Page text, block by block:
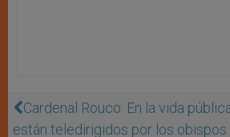
Cardenal Rouco: En la vida
están teledirigidos por los obispos